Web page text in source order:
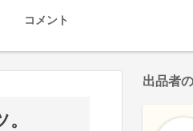
コメント
出品者